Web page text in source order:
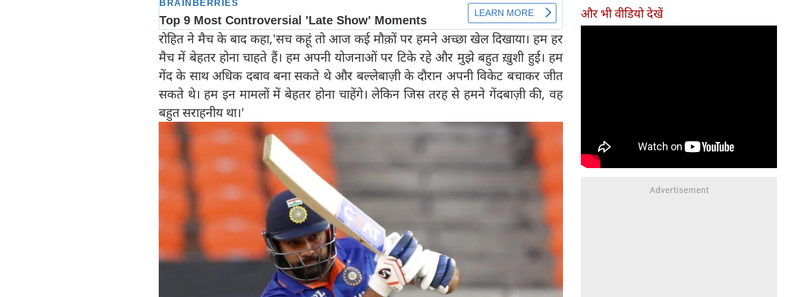
रोहित ने मैच के बाद कहा,'सच कहूं तो आज कई मौक़ों पर हमने अच्छा खेल दिखाया। हम हर
मैच में बेहतर होना चाहते हैं। हम अपनी योजनाओं पर टिके रहे और मुझे बहुत ख़ुशी हुई। हम
गेंद के साथ अधिक दबाव बना सकते थे और बल्लेबाज़ी के दौरान अपनी विकेट बचाकर जीत
सकते थे। हम इन मामलों में बेहतर होना चाहेंगे। लेकिन जिस तरह से हमने गेंदबाज़ी की, वह
बहुत सराहनीय था।'
का पीछा करते हुए 358 रन पर
आउट हो गई। बांग्लादेश ने पहला
और भी वीडियो देखें